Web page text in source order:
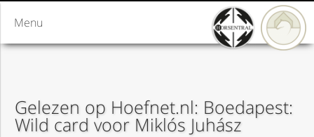
Menu
Gelezen op Hoefnet.nl: Boedapest:
Wild card voor Miklós Juhász